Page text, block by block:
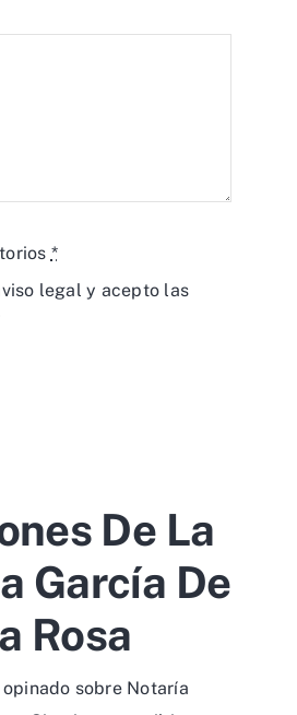
*
legal y acepto las
De La
García De
Rosa
opinado sobre Notaría